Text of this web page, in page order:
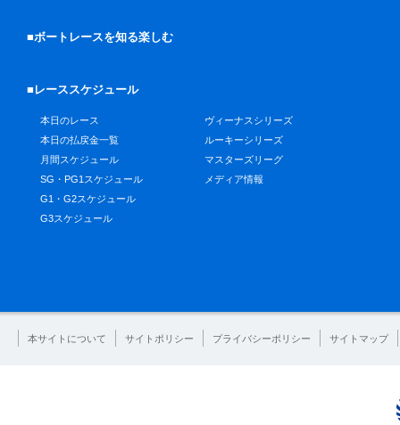
■ボートレースを知る楽しむ
■レーススケジュール
本日のレース
本日の払戻金一覧
月間スケジュール
SG・PG1スケジュール
G1・G2スケジュール
G3スケジュール
ヴィーナスシリーズ
ルーキーシリーズ
マスターズリーグ
メディア情報
本サイトについて サイトポリシー プライバシーポリシー サイトマップ